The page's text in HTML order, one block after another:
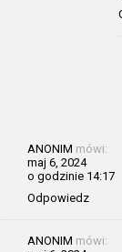
ANONIM mówi:
maj 6, 2024
o godzinie 14:17
Odpowiedz
ANONIM mówi: